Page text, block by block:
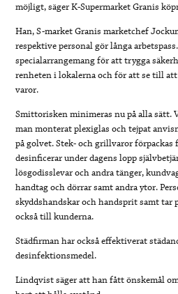
möjligt, säger K-Supermarket Granis
Han, S-market Granis marketchef
respektive personal gör långa
specialarrangemang för att trygga
renheten i lokalerna och för att se till
varor.
Smittorisken minimeras nu på alla sätt.
man monterat plexiglas och tejpat
på golvet. Stek- och grillvaror förpackas
desinficerar under dagens lopp
lösgodisslevar och andra tänger,
handtag och dörrar samt andra ytor.
skyddshandskar och handsprit samt tar
också till kunderna.
Städfirman har också effektiverat
desinfektionsmedel.
Lindqvist säger att han fått önskemål